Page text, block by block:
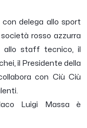
delega allo sport
rosso azzurra
allo staff tecnico, il
il Presidente della
con Ciù Ciù
Luigi Massa è